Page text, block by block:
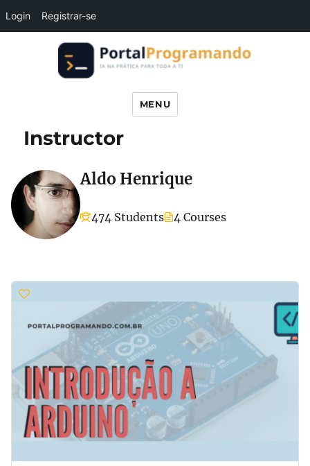
Login Registrar-se
Portal Programando
MENU
Instructor
Aldo Henrique
474 Students 4 Courses